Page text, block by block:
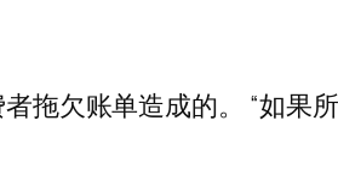
拖欠账单造成的。 “如果